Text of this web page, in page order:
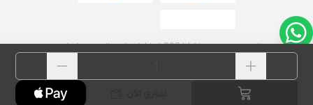
الحقوق محفوظة | 2026 لارا | فساتين السهرة اونلاين